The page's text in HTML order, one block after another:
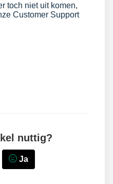
toch niet uit komen,
Customer Support
nuttig?
Ja